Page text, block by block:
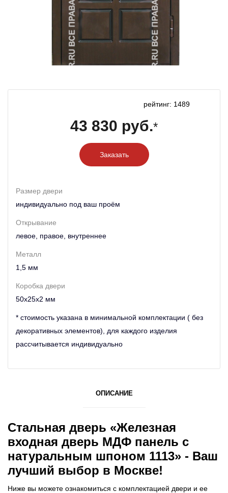
рейтинг: 1489
43 830 руб.*
Заказать
Размер двери
индивидуально под ваш проём
Открывание
левое, правое, внутреннее
Металл
1,5 мм
Коробка двери
50х25х2 мм
* стоимость указана в минимальной комплектации ( без
декоративных элементов), для каждого изделия
рассчитывается индивидуально
ОПИСАНИЕ
Стальная дверь «Железная
входная дверь МДФ панель с
натуральным шпоном 1113» - Ваш
лучший выбор в Москве!
Ниже вы можете ознакомиться с комплектацией двери и ее